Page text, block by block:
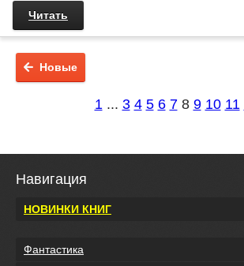
Читать
Новые
1 ... 3 4 5 6 7 8 9 10 11
Навигация
НОВИНКИ КНИГ
Фантастика